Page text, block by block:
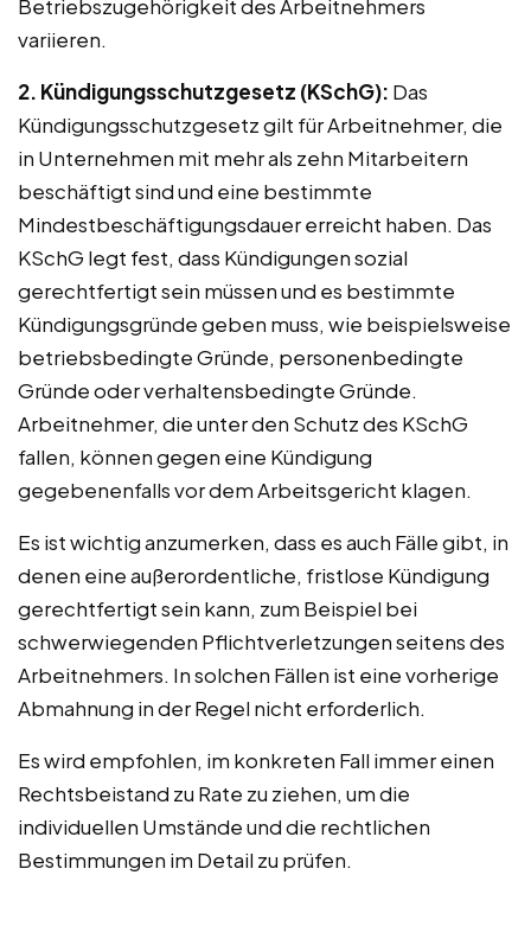
Betriebszugehörigkeit des Arbeitnehmers
variieren.
2. Kündigungsschutzgesetz (KSchG): Das
Kündigungsschutzgesetz gilt für Arbeitnehmer, die
in Unternehmen mit mehr als zehn Mitarbeitern
beschäftigt sind und eine bestimmte
Mindestbeschäftigungsdauer erreicht haben. Das
KSchG legt fest, dass Kündigungen sozial
gerechtfertigt sein müssen und es bestimmte
Kündigungsgründe geben muss, wie beispielsweise
betriebsbedingte Gründe, personenbedingte
Gründe oder verhaltensbedingte Gründe.
Arbeitnehmer, die unter den Schutz des KSchG
fallen, können gegen eine Kündigung
gegebenenfalls vor dem Arbeitsgericht klagen.
Es ist wichtig anzumerken, dass es auch Fälle gibt, in
denen eine außerordentliche, fristlose Kündigung
gerechtfertigt sein kann, zum Beispiel bei
schwerwiegenden Pflichtverletzungen seitens des
Arbeitnehmers. In solchen Fällen ist eine vorherige
Abmahnung in der Regel nicht erforderlich.
Es wird empfohlen, im konkreten Fall immer einen
Rechtsbeistand zu Rate zu ziehen, um die
individuellen Umstände und die rechtlichen
Bestimmungen im Detail zu prüfen.